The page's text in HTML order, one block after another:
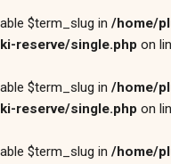
$term_slug in /home/
reserve/single.php on
$term_slug in /home/
reserve/single.php on
$term_slug in /home/